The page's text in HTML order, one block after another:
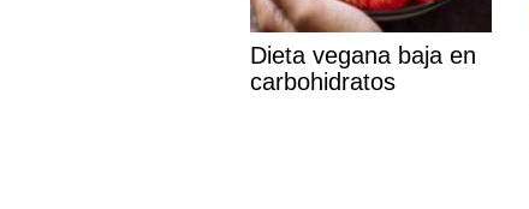
Dieta vegana baja en
carbohidratos